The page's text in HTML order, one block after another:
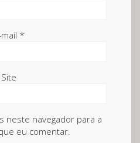
mail *
Site
neste navegador para a
eu comentar.